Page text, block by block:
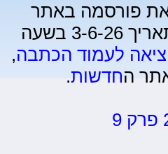
פורסמה באתר
ynet בתאריך 3-6-26 בשעה
לעמוד הכתבה,
החדשות.